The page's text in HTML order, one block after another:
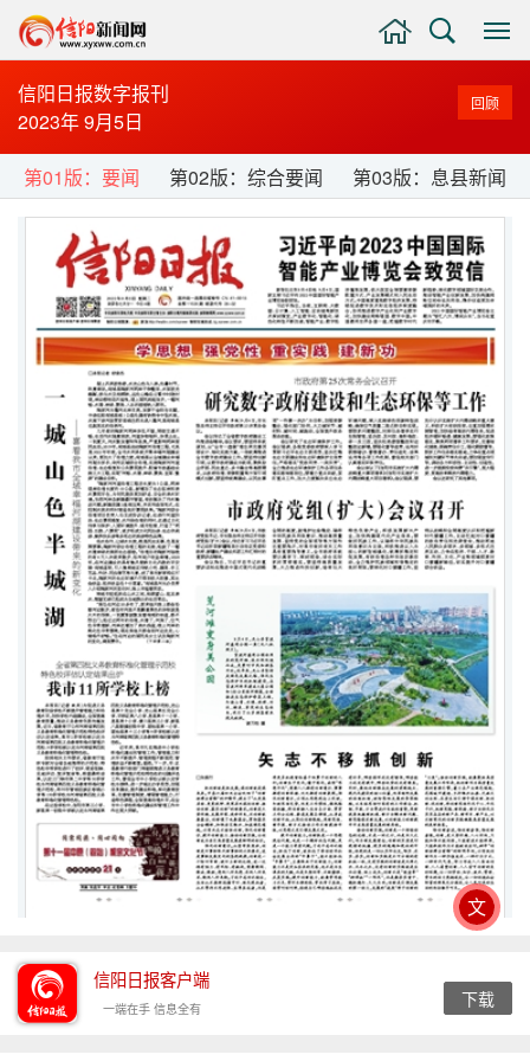
显
示
与
隐
侧
边
栏
搜
索
主
页
信阳日报数字报刊
2023年 9月5日
回顾
第01版：要闻 第02版：综合要闻 第03版：息县新闻
信阳日报客户端
一端在手 信息全有 下载
文